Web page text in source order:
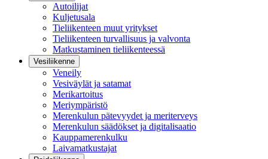
Autoilijat
Kuljetusala
Tieliikenteen muut yritykset
Tieliikenteen turvallisuus ja valvonta
Matkustaminen tieliikenteessä
Vesiliikenne
Veneily
Vesiväylät ja satamat
Merikartoitus
Meriympäristö
Merenkulun pätevyydet ja meriterveys
Merenkulun säädökset ja digitalisaatio
Kauppamerenkulku
Laivamatkustajat